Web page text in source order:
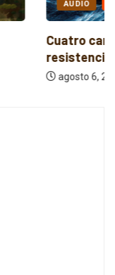
entre reflexión y